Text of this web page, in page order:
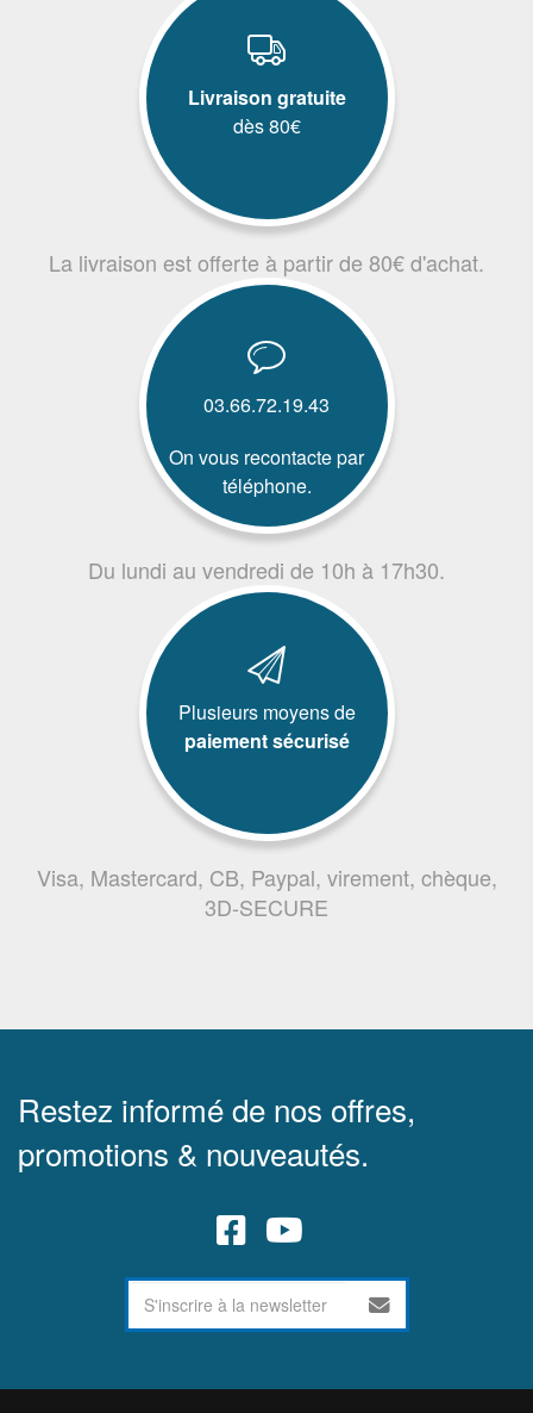
Livraison gratuite
dès 80€
La livraison est offerte à partir de 80€ d'achat.
03.66.72.19.43
On vous recontacte par
téléphone.
Du lundi au vendredi de 10h à 17h30.
Plusieurs moyens de
paiement sécurisé
Visa, Mastercard, CB, Paypal, virement, chèque,
3D-SECURE
Restez informé de nos offres,
promotions & nouveautés.